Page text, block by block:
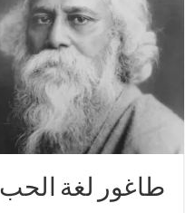
طاغور لغة الحب